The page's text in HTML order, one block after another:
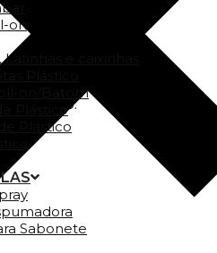
carrinho.
on
Latinhas e caixinhas
Plástico
on/Batom
Plástico
Plástico
Sabonete